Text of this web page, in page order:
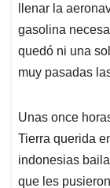
llenar la
gasolina
quedó ni una
muy pasadas
Unas once
Tierra querida
indonesias
que les